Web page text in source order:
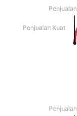
Penjualan
Penjualan
Penjualan Kuat